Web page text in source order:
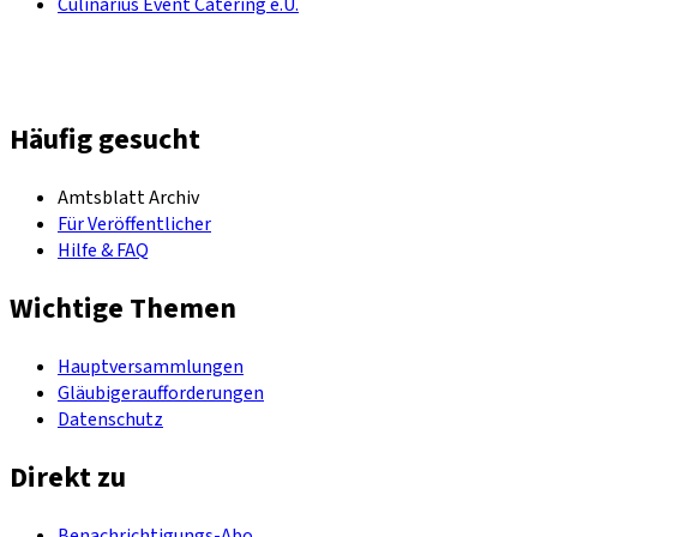
Häufig gesucht
Amtsblatt Archiv
Für Veröffentlicher
Hilfe & FAQ
Wichtige Themen
Hauptversammlungen
Gläubigeraufforderungen
Datenschutz
Direkt zu